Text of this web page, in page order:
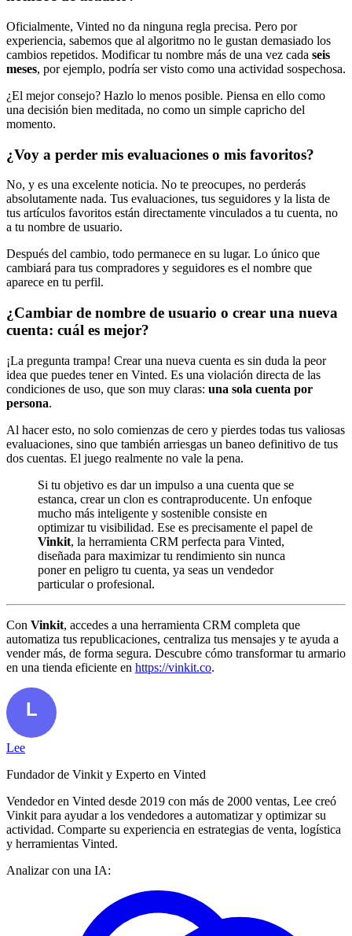
Oficialmente, Vinted no da ninguna regla precisa. Pero por
experiencia, sabemos que al algoritmo no le gustan demasiado los
cambios repetidos. Modificar tu nombre más de una vez cada seis
meses, por ejemplo, podría ser visto como una actividad sospechosa.
¿El mejor consejo? Hazlo lo menos posible. Piensa en ello como
una decisión bien meditada, no como un simple capricho del
momento.
¿Voy a perder mis evaluaciones o mis favoritos?
No, y es una excelente noticia. No te preocupes, no perderás
absolutamente nada. Tus evaluaciones, tus seguidores y la lista de
tus artículos favoritos están directamente vinculados a tu cuenta, no
a tu nombre de usuario.
Después del cambio, todo permanece en su lugar. Lo único que
cambiará para tus compradores y seguidores es el nombre que
aparece en tu perfil.
¿Cambiar de nombre de usuario o crear una nueva
cuenta: cuál es mejor?
¡La pregunta trampa! Crear una nueva cuenta es sin duda la peor
idea que puedes tener en Vinted. Es una violación directa de las
condiciones de uso, que son muy claras: una sola cuenta por
persona.
Al hacer esto, no solo comienzas de cero y pierdes todas tus valiosas
evaluaciones, sino que también arriesgas un baneo definitivo de tus
dos cuentas. El juego realmente no vale la pena.
Si tu objetivo es dar un impulso a una cuenta que se
estanca, crear un clon es contraproducente. Un enfoque
mucho más inteligente y sostenible consiste en
optimizar tu visibilidad. Ese es precisamente el papel de
Vinkit, la herramienta CRM perfecta para Vinted,
diseñada para maximizar tu rendimiento sin nunca
poner en peligro tu cuenta, ya seas un vendedor
particular o profesional.
Con Vinkit, accedes a una herramienta CRM completa que
automatiza tus republicaciones, centraliza tus mensajes y te ayuda a
vender más, de forma segura. Descubre cómo transformar tu armario
en una tienda eficiente en https://vinkit.co.
Lee
Fundador de Vinkit y Experto en Vinted
Vendedor en Vinted desde 2019 con más de 2000 ventas, Lee creó
Vinkit para ayudar a los vendedores a automatizar y optimizar su
actividad. Comparte su experiencia en estrategias de venta, logística
y herramientas Vinted.
Analizar con una IA: